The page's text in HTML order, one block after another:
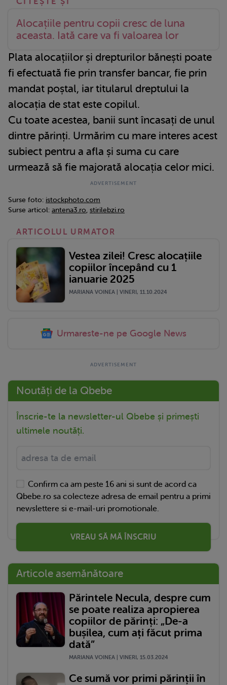
Alocațiile pentru copii cresc de luna
aceasta. Iată care va fi valoarea lor
Plata alocațiilor și drepturilor bănești poate
fi efectuată fie prin transfer bancar, fie prin
mandat poștal, iar titularul dreptului la
alocația de stat este copilul.
Cu toate acestea, banii sunt încasați de unul
dintre părinți. Urmărim cu mare interes acest
subiect pentru a afla și suma cu care
urmează să fie majorată alocația celor mici.
Surse foto: istockphoto.com
Surse articol: antena3.ro, stirilebzi.ro
ARTICOLUL URMATOR
Vestea zilei! Cresc alocațiile
copiilor începând cu 1
ianuarie 2025
MARIANA VOINEA | VINERI, 11.10.2024
Urmareste-ne pe Google News
Noutăți de la Qbebe
Înscrie-te la newsletter-ul Qbebe și primești
ultimele noutăți.
Confirm ca am peste 16 ani si sunt de acord ca
Qbebe.ro sa colecteze adresa de email pentru a primi
newslettere si e-mail-uri promotionale.
VREAU SĂ MĂ ÎNSCRIU
Articole asemănătoare
Părintele Necula, despre cum
se poate realiza apropierea
copiilor de părinți: „De-a
bușilea, cum ați făcut prima
dată”
MARIANA VOINEA | VINERI, 15.03.2024
Ce sumă vor primi părinții în